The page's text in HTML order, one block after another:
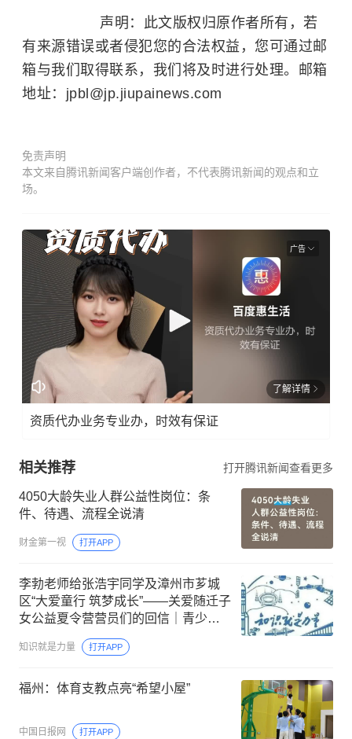
声明：此文版权归原作者所有，若
有来源错误或者侵犯您的合法权益，您可通过邮
箱与我们取得联系，我们将及时进行处理。邮箱
地址：jpbl@jp.jiupainews.com
免责声明
本文来自腾讯新闻客户端创作者，不代表腾讯新闻的观点和立
场。
广告
了解详情
资质代办业务专业办，时效有保证
相关推荐 打开腾讯新闻查看更多
4050大龄失业人群公益性岗位：条
件、待遇、流程全说清
财金第一视 打开APP
李勃老师给张浩宇同学及漳州市芗城
区“大爱童行 筑梦成长”——关爱随迁子
女公益夏令营营员们的回信｜青少年
科普阅读行动
知识就是力量 打开APP
福州：体育支教点亮“希望小屋”
中国日报网 打开APP